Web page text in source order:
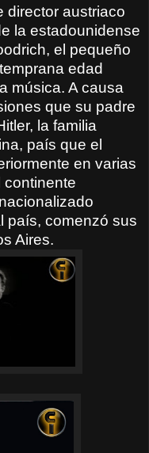
director austriaco
la estadounidense
el pequeño
edad
música. A causa
que su padre
la familia
país que el
en varias
continente
país, comenzó sus
Aires.